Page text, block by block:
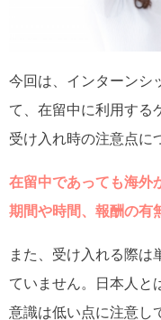
今回は、インターンシ
て、在留中に利用する
受け入れ時の注意点に
在留中であっても海外
期間や時間、報酬の有
また、受け入れる際は
ていません。日本人と
意識は低い点に注意し